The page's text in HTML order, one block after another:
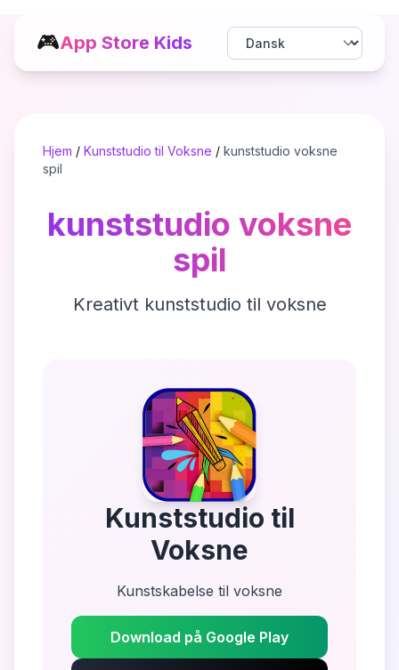
🎮App Store Kids
Hjem / Kunststudio til Voksne / kunststudio voksne
spil
kunststudio voksne
spil
Kreativt kunststudio til voksne
Kunststudio til
Voksne
Kunstskabelse til voksne
Download på Google Play